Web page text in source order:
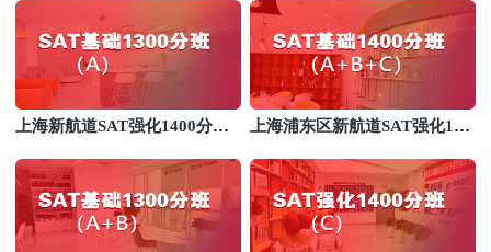
上海新航道SAT强化1400分培
上海浦东区新航道SAT强化130